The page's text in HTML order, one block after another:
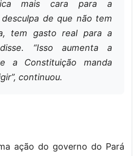
mais cara para a
desculpa de que não tem
tem gasto real para a
“Isso aumenta a